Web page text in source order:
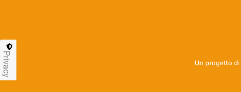
Un progetto di
Privacy